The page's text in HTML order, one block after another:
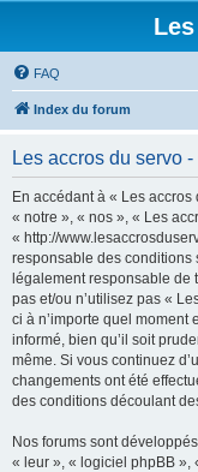
FAQ
Index du forum
Les accros du servo
En accédant à « Les
« notre », « nos », « Les
« http://
responsable des conditions
légalement responsable de
pas et/ou n’utilisez pas «
ci à n’importe quel moment
informé, bien qu’il soit
même. Si vous continuez
changements ont été
des conditions découlant
Nos forums sont
« leur », « logiciel phpBB »,